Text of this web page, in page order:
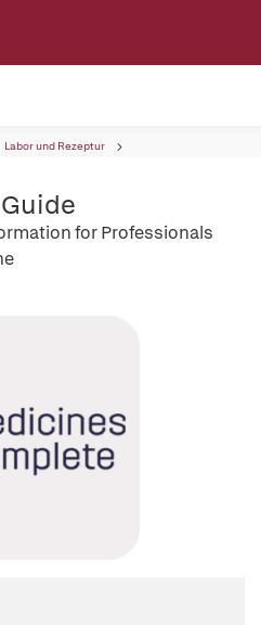
Labor und Rezeptur
for Professionals